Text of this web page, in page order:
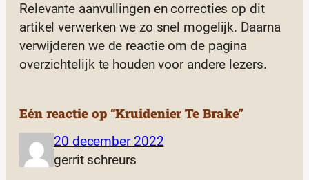
Relevante aanvullingen en correcties op dit
artikel verwerken we zo snel mogelijk. Daarna
verwijderen we de reactie om de pagina
overzichtelijk te houden voor andere lezers.
Eén reactie op “Kruidenier Te Brake”
20 december 2022
gerrit schreurs